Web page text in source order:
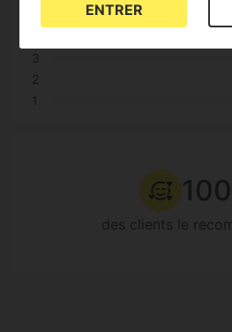
3
2
1
des clients le
ENTRER